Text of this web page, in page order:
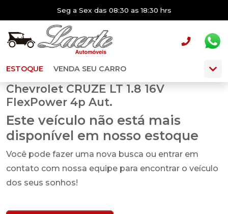
Seg a Sex das 08:30 as 18:30 hrs
ESTOQUE VENDA SEU CARRO
Chevrolet CRUZE LT 1.8 16V
FlexPower 4p Aut.
Este veículo não está mais
disponível em nosso estoque
Você pode fazer uma nova busca ou entrar em
contato com nossa equipe para encontrar o veículo
dos seus sonhos!